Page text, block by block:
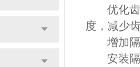
优化
度，减少
增加
安装